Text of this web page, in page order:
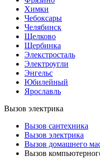
Химки
Чебоксары
Челябинск
Щелково
Щербинка
Элекстросталь
Электроугли
Энгельс
Юбилейный
Ярославль
Вызов электрика
Вызов сантехника
Вызов электрика
Вызов домашнего
Вызов